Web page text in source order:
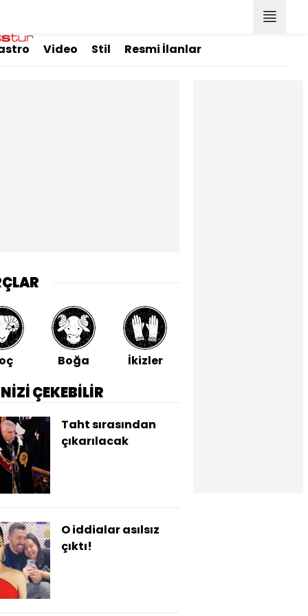
Video Stil Resmi İlanlar
Boğa İkizler
ÇEKEBİLİR
Taht sırasından
çıkarılacak
O iddialar asılsız
çıktı!